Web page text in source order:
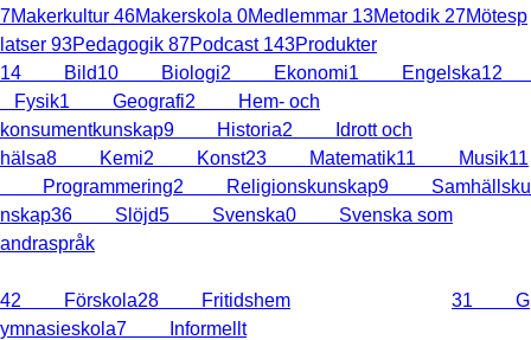
7Makerkultur 46Makerskola 0Medlemmar 13Metodik 27Mötesp
latser 93Pedagogik 87Podcast 143Produkter
14
Bild10 Biologi2 Ekonomi1 Engelska12
Fysik1 Geografi2
Hem- och
konsumentkunskap9 Historia2
Idrott och
hälsa8 Kemi2 Konst23 Matematik11 Musik11
Programmering2 Religionskunskap9
Samhällsku
nskap36 Slöjd5 Svenska0
Svenska som
andraspråk
42
Förskola28 Fritidshem 31
G
ymnasieskola7
Informellt